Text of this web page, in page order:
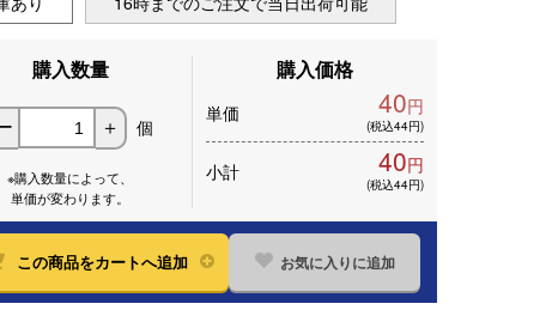
購入数量
＋ 個
※購入数量によって、
単価が変わります。
購入価格
単価 40円
(税込44円)
小計 40円
(税込44円)
この商品をカートへ追加 お気に入りに追加